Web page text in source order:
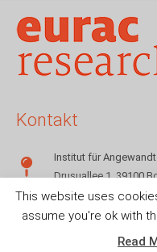
Kontakt
Institut für
Drusuallee 1, 39100
+39 0471 055142
sms.info@eurac.edu
This website uses
assume you're ok with
Read